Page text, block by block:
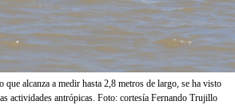
alcanza a medir hasta 2,8 metros de largo, se ha visto
actividades antrópicas. Foto: cortesía Fernando Trujillo